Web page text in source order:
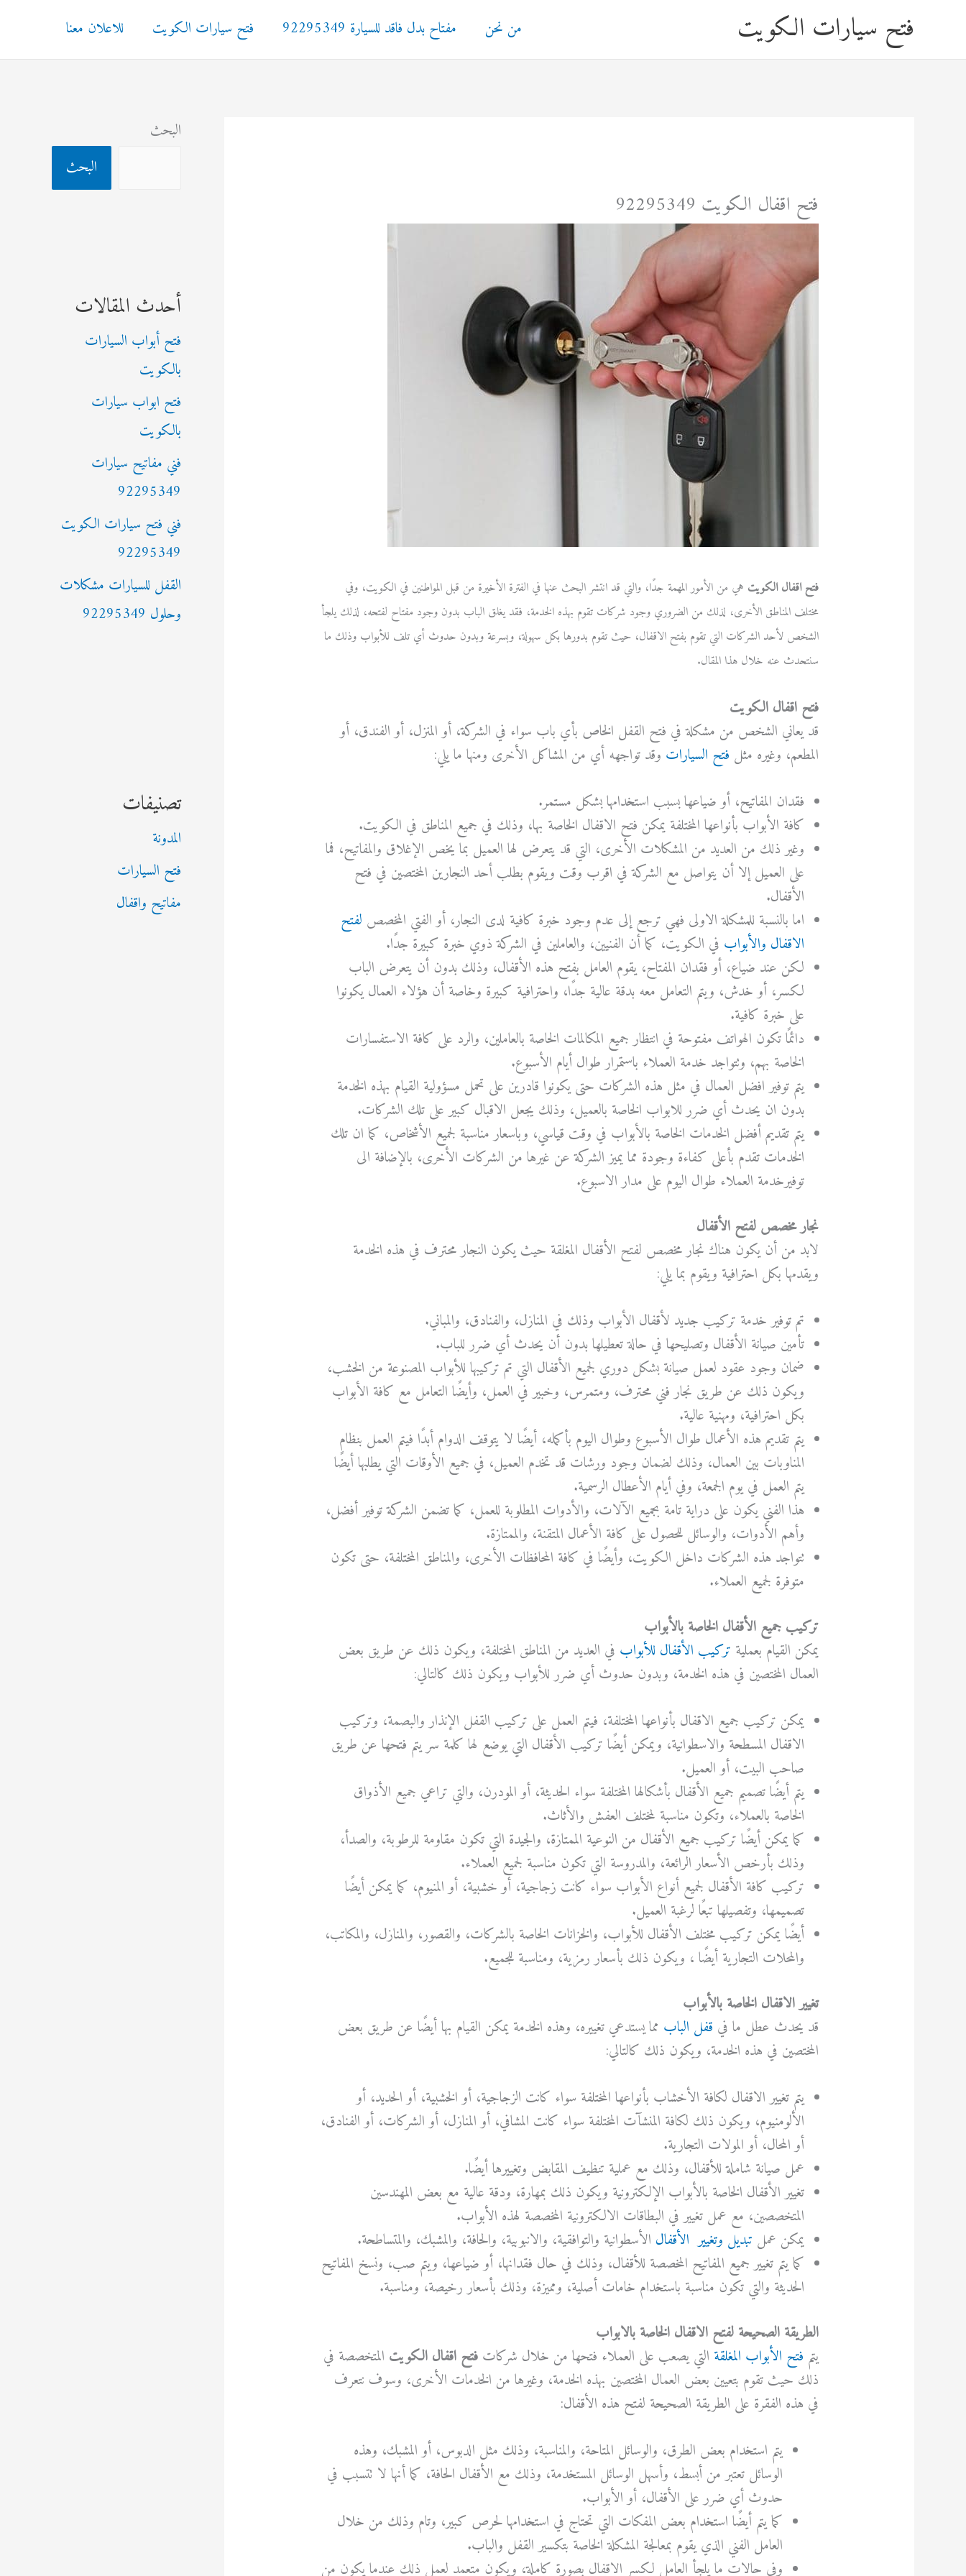
المحتوى
فتح سيارات الكويت من نحن مفتاح بدل فاقد للسيارة 92295349 فتح سيارات الكويت للاعلان معنا
فتح اقفال الكويت 92295349
فتح اقفال الكويت هي من الأمور المهمة جدًا، والتي قد انتشر البحث عنها في الفترة الأخيرة من قبل المواطنين في الكويت، وفي
مختلف المناطق الأخرى، لذلك من الضروري وجود شركات تقوم بهذه الخدمة، فقد يغلق الباب بدون وجود مفتاح لفتحه، لذلك يلجأ
الشخص لأحد الشركات التي تقوم بفتح الاقفال، حيث تقوم بدورها بكل سهولة، وبسرعة وبدون حدوث أي تلف للأبواب وذلك ما
سنتحدث عنه خلال هذا المقال.
فتح اقفال الكويت
قد يعاني الشخص من مشكلةفي فتح القفل الخاص بأي باب سواء في الشركة، أوالمنزل، أوالفندق، أو
المطعم، وغيره مثل فتح السيارات وقد تواجهه أي من المشاكل الأخرى ومنها ما يلي:
فقدان المفاتيح، أو ضياعها بسبب استخدامها بشكل مستمر.
كافة الأبواب بأنواعها المختلفة يمكن فتح الاقفال الخاصة بها، وذلك في جميع المناطق في الكويت.
وغير ذلك من العديد من المشكلات الأخرى، التي قد يتعرض لها العميل بما يخص الإغلاق والمفاتيح، فما
على العميل إلا أن يتواصل مع الشركة في اقرب وقت ويقوم بطلب أحد النجارين المختصين في فتح
الأقفال.
اما بالنسبة للمشكلة الاولى فهي ترجع إلى عدم وجود خبرة كافية لدى النجار، أو الفتي المخصص لفتح
الاقفال والأبواب في الكويت، كما أن الفنيين، والعاملين في الشركة ذوي خبرة كبيرة جدًا.
لكن عند ضياع، أو فقدان المفتاح، يقوم العامل بفتح هذه الأقفال، وذلك بدون أن يتعرض الباب
لكسر، أو خدش، ويتم التعامل معه بدقة عالية جدًا، واحترافية كبيرة وخاصة أن هؤلاء العمال يكونوا
على خبرة كافية.
دائمًا تكون الهواتف مفتوحة في انتظار جميع المكالمات الخاصة بالعاملين، والرد على كافة الاستفسارات
الخاصة بهم، وتتواجد خدمة العملاء باستمرار طوال أيام الأسبوع.
يتم توفير افضل العمال في مثل هذه الشركات حتى يكونوا قادرين على تحمل مسؤولية القيام بهذه الخدمة
بدون ان يحدث أي ضرر للابواب الخاصة بالعميل، وذلك يجعل الاقبال كبير على تلك الشركات.
يتم تقديم أفضل الخدمات الخاصة بالأبواب في وقت قياسي، وباسعار مناسبة لجميع الأشخاص، كما ان تلك
الخدمات تقدم بأعلى كفاءة وجودة مما يميز الشركة عن غيرها من الشركات الأخرى، بالإضافة الى
توفيرخدمة العملاء طوال اليوم على مدار الاسبوع.
نجار مخصص لفتح الأقفال
لابد من أن يكون هناك نجارمخصص لفتح الأقفال المغلقة حيثيكون النجارمحترف في هذه الخدمة
ويقدمها بكل احترافية ويقوم بمايلي:
تم توفير خدمة تركيب جديد لأقفال الأبواب وذلك في المنازل، والفنادق، والمباني.
تأمين صيانة الأقفال وتصليحها في حالة تعطيلها بدون أن يحدث أي ضرر للباب.
ضمان وجود عقود لعمل صيانة بشكل دوري لجميع الأقفال التي تم تركيبها للأبواب المصنوعة من الخشب،
ويكون ذلك عن طريق نجار فني محترف، ومتمرس، وخبير في العمل، وأيضًا التعامل مع كافة الأبواب
بكل احترافية، ومهنية عالية.
يتم تقديم هذه الأعمال طوال الأسبوع وطوال اليوم بأكمله، أيضًا لا يتوقف الدوام أبدًا فيتم العمل بنظام
المناوبات بين العمال، وذلك لضمان وجود ورشات قد تخدم العميل، في جميع الأوقات التي يطلبها أيضًا
يتم العمل في يوم الجمعة، وفي أيام الأعطال الرسمية.
هذا الفني يكون على دراية تامة بجميع الآلات، والأدوات المطلوبة للعمل، كما تضمن الشركة توفير أفضل،
وأهم الأدوات، والوسائل للحصول على كافة الأعمال المتقنة، والممتازة.
تتواجد هذه الشركات داخل الكويت، وأيضًا في كافة المحافظات الأخرى، والمناطق المختلفة، حتى تكون
متوفرة لجميع العملاء.
تركيب جميع الأقفال الخاصة بالأبواب
يمكن القيام بعملية تركيب الأقفال للأبواب في العديد من المناطق المختلفة، ويكون ذلك عن طريق بعض
العمال المختصين في هذه الخدمة، وبدون حدوث أي ضرر للأبواب ويكون ذلك كالتالي:
يمكن تركيب جميع الاقفال بأنواعها المختلفة، فيتم العمل على تركيب القفل الإنذار والبصمة، وتركيب
الاقفال المسطحة والاسطوانية، ويمكن أيضًا تركيب الأقفال التي يوضع لها كلمة سر يتم فتحها عن طريق
صاحب البيت، أو العميل.
يتم أيضًا تصميم جميع الأقفال بأشكالها المختلفة سواء الحديثة، أو المودرن، والتي تراعي جميع الأذواق
الخاصة بالعملاء، وتكون مناسبة لمختلف العفش والأثاث.
كما يمكن أيضًا تركيب جميع الأقفال من النوعية الممتازة، والجيدة التي تكون مقاومة للرطوبة، والصدأ،
وذلك بأرخص الأسعار الرائعة، والمدروسة التي تكون مناسبة لجميع العملاء.
تركيب كافة الأقفال لجميع أنواع الأبواب سواء كانت زجاجية، أو خشبية، أو المنيوم، كما يمكن أيضًا
تصميمها، وتفصيلها تبعًا لرغبة العميل.
أيضًا يمكن تركيب مختلف الأقفال للأبواب، والخزانات الخاصة بالشركات، والقصور، والمنازل، والمكاتب،
والمحلات التجارية أيضًا ، ويكون ذلك بأسعار رمزية، ومناسبة للجميع.
تغيير الاقفال الخاصة بالأبواب
قد يحدث عطل ما في قفل الباب ممايستدعي تغييره، وهذه الخدمة يمكن القيام بهاأيضًا عن طريق بعض
المختصين في هذه الخدمة، ويكون ذلك كالتالي:
يتم تغيير الاقفال لكافة الأخشاب بأنواعها المختلفة سواء كانت الزجاجية، أو الخشبية، أو الحديد، أو
الألومنيوم، ويكون ذلك لكافة المنشآت المختلفة سواء كانت المشافي، أو المنازل، أو الشركات، أو الفنادق،
أو المحال، أو المولات التجارية.
عمل صيانة شاملة للأقفال، وذلك مع عملية تنظيف المقابض وتغييرها أيضًا.
تغيير الأقفال الخاصة بالأبواب الإلكترونية ويكون ذلك بمهارة، ودقة عالية مع بعض المهندسين
المتخصصين، مع عمل تغيير في البطاقات الالكترونية المخصصة لهذه الأبواب.
يمكن عمل تبديل وتغيير الأقفال الأسطوانية والتوافقية، والانبوبية، والحافة، والمشبك، والمتساطحة.
كما يتم تغيير جميع المفاتيح المخصصة للأقفال، وذلك في حال فقدانها، أو ضياعها، ويتم صب، ونسخ المفاتيح
الحديثة والتي تكون مناسبة باستخدام خامات أصلية، ومميزة، وذلك بأسعار رخيصة، ومناسبة.
الطريقة الصحيحة لفتح الاقفال الخاصة بالابواب
يتم فتح الأبواب المغلقة التي يصعب على العملاء فتحها من خلال شركات فتح اقفال الكويت المتخصصة في
ذلك حيث تقوم بتعيين بعض العمال المختصين بهذه الخدمة، وغيرها من الخدمات الأخرى، وسوف نتعرف
في هذه الفقرة على الطريقة الصحيحة لفتح هذه الأقفال:
يتم استخدام بعض الطرق، والوسائل المتاحة، والمناسبة، وذلك مثل الدبوس، أو المشبك، وهذه
الوسائل تعتبر من أبسط، وأسهل الوسائل المستخدمة، وذلك مع الأقفال الحافة، كما أنها لا تتسبب في
حدوث أي ضرر على الأقفال، أو الأبواب.
كما يتم أيضًا استخدام بعض المفكات التي تحتاج في استخدامها لحرص كبير، وتام وذلك من خلال
العامل الفني الذي يقوم بمعالجة المشكلة الخاصة بتكسير القفل والباب.
وفي حالات ما يلجأ العامل لكسر الاقفال بصورة كاملة، ويكون متعمد لعمل ذلك عندما يكون من
البحث
البحث
أحدث المقالات
فتح أبواب السيارات
بالكويت
فتح ابواب سيارات
بالكويت
فني مفاتيح سيارات
92295349
فني فتح سيارات الكويت
92295349
القفل للسيارات مشكلات
وحلول 92295349
تصنيفات
المدونة
فتح السيارات
مفاتيح واقفال